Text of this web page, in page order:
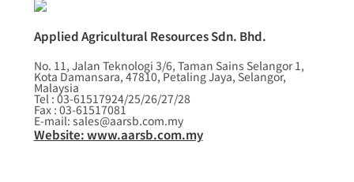
Applied Agricultural Resources Sdn. Bhd.
No. 11, Jalan Teknologi 3/6, Taman Sains Selangor 1,
Kota Damansara, 47810, Petaling Jaya, Selangor,
Malaysia
Tel : 03-61517924/25/26/27/28
Fax : 03-61517081
E-mail: sales@aarsb.com.my
Website: www.aarsb.com.my